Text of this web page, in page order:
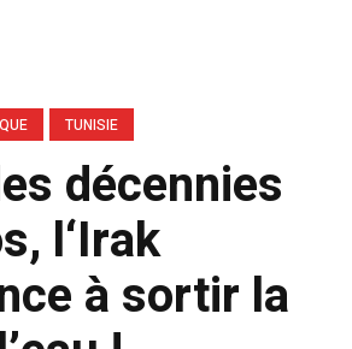
TUNISIE
décennies
l‘Irak
à sortir la